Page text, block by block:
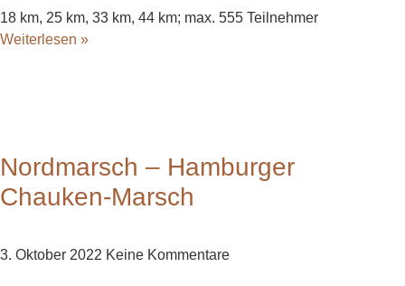
18 km, 25 km, 33 km, 44 km; max. 555 Teilnehmer
Weiterlesen »
Nordmarsch – Hamburger
Chauken-Marsch
3. Oktober 2022 Keine Kommentare